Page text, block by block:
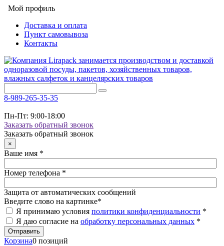
Мой профиль
Доставка и оплата
Пункт самовывоза
Контакты
8-989-265-35-35
Пн-Пт: 9:00-18:00
Заказать обратный звонок
Заказать обратный звонок
×
Ваше имя *
Номер телефона *
Защита от автоматических сообщений
Введите слово на картинке*
Я принимаю условия политики конфиденциальности *
Я даю согласие на обработку персональных данных *
Корзина0 позиций